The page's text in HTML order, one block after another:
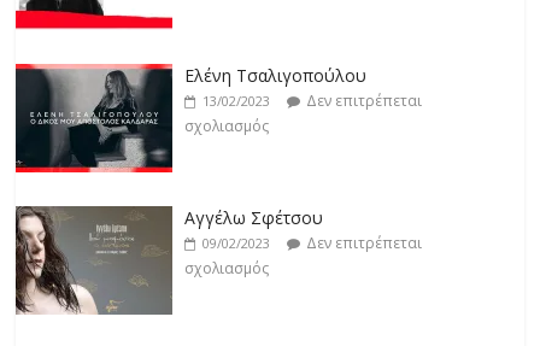
19/02/2023
Δεν επιτρέπεται
σχολιασμός
18/02/2023
Δεν επιτρέπεται
σχολιασμός
Ελένη Τσαλιγοπούλου
13/02/2023
Δεν επιτρέπεται
σχολιασμός
Αγγέλω Σφέτσου
09/02/2023
Δεν επιτρέπεται
σχολιασμός